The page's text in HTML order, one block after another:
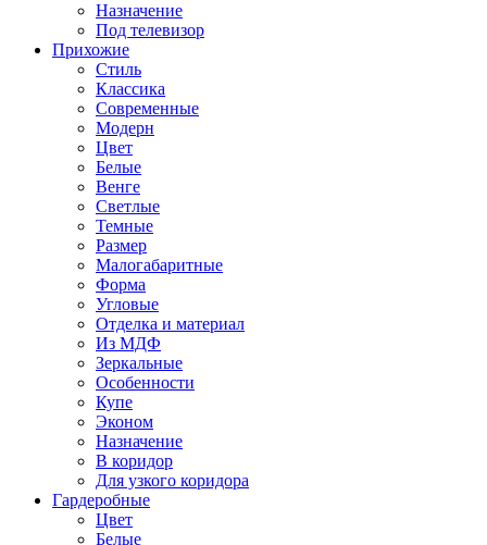
Назначение
Под телевизор
Прихожие
Стиль
Классика
Современные
Модерн
Цвет
Белые
Венге
Светлые
Темные
Размер
Малогабаритные
Форма
Угловые
Отделка и материал
Из МДФ
Зеркальные
Особенности
Купе
Эконом
Назначение
В коридор
Для узкого коридора
Гардеробные
Цвет
Белые